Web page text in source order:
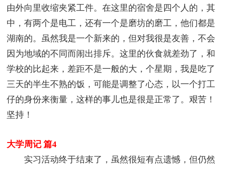
由外向里收缩夹紧工件。在这里的宿舍是四个人的，其
中，有两个是电工，还有一个是磨坊的磨工，他们都是
湖南的。虽然我是一个新来的，但对我很是友善，不会
因为地域的不同而闹出排斥。这里的伙食就差劲了，和
学校的比起来，差距不是一般的大，个星期，我是吃了
三天的半生不熟的饭，可能是调整了心态，以一个打工
仔的身份来衡量，这样的事儿也是很是正常了。艰苦！
坚持！
大学周记 篇4
实习活动终于结束了，虽然很短有点遗憾，但仍然